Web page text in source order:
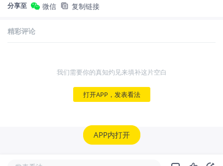
分享至 微信 复制链接
精彩评论
我们需要你的真知灼见来填补这片空白
打开APP，发表看法
APP内打开